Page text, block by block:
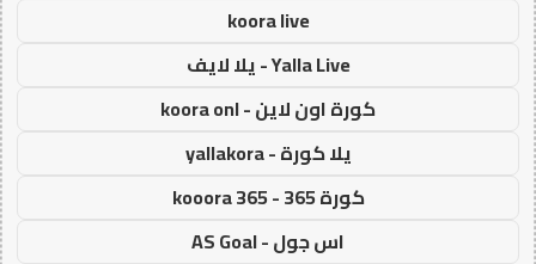
koora live
Yalla Live - يلا لايف
كورة اون لاين - koora onl
يلا كورة - yallakora
كورة 365 - kooora 365
اس جول - AS Goal